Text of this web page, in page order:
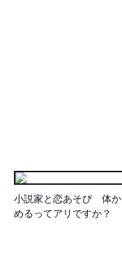
小説家と恋あそび 体
めるってアリですか？